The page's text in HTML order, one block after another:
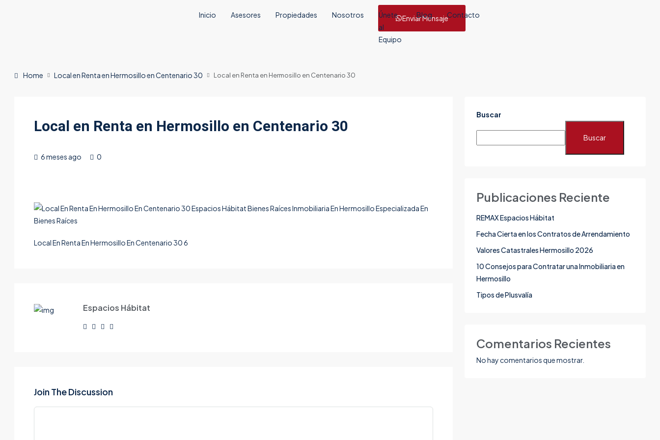
Inicio Asesores Propiedades Nosotros
Únete
al
Equipo
Blog Contacto
Enviar Mensaje
Home Local en Renta en Hermosillo en Centenario 30 Local en Renta en Hermosillo en Centenario 30
Local en Renta en Hermosillo en Centenario 30
6 meses ago 0
Local En Renta En Hermosillo En Centenario 30 6
Espacios Hábitat
Join The Discussion
Buscar
Buscar
Publicaciones Reciente
REMAX Espacios Hábitat
Fecha Cierta en los Contratos de Arrendamiento
Valores Catastrales Hermosillo 2026
10 Consejos para Contratar una Inmobiliaria en
Hermosillo
Tipos de Plusvalía
Comentarios Recientes
No hay comentarios que mostrar.